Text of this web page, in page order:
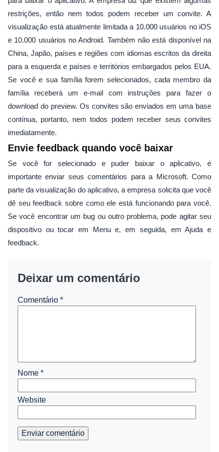
restrições, então nem todos podem receber um convite. A
visualização está atualmente limitada a 10.000 usuários no iOS
e 10.000 usuários no Android. Também não está disponível na
China, Japão, países e regiões com idiomas escritos da direita
para a esquerda e países e territórios embargados pelos EUA.
Se você e sua família forem selecionados, cada membro da
família receberá um e-mail com instruções para fazer o
download do preview. Os convites são enviados em uma base
contínua, portanto, nem todos podem receber seus convites
imediatamente.
Envie feedback quando você baixar
Se você for selecionado e puder baixar o aplicativo, é
importante enviar seus comentários para a Microsoft. Como
parte da visualização do aplicativo, a empresa solicita que você
dê seu feedback sobre como ele está funcionando para você.
Se você encontrar um bug ou outro problema, pode agitar seu
dispositivo ou tocar em Menu e, em seguida, em Ajuda e
feedback.
Deixar um comentário
Comentário *
Nome *
Website
Enviar comentário